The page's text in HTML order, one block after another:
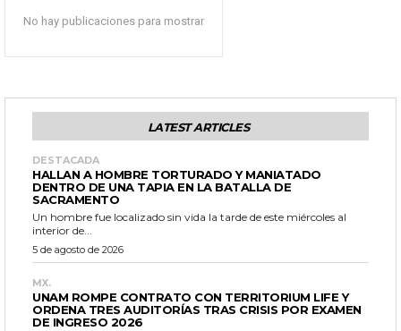
No hay publicaciones para mostrar
LATEST ARTICLES
DESTACADA
HALLAN A HOMBRE TORTURADO Y MANIATADO
DENTRO DE UNA TAPIA EN LA BATALLA DE
SACRAMENTO
Un hombre fue localizado sin vida la tarde de este miércoles al
interior de...
5 de agosto de 2026
MX.
UNAM ROMPE CONTRATO CON TERRITORIUM LIFE Y
ORDENA TRES AUDITORÍAS TRAS CRISIS POR EXAMEN
DE INGRESO 2026